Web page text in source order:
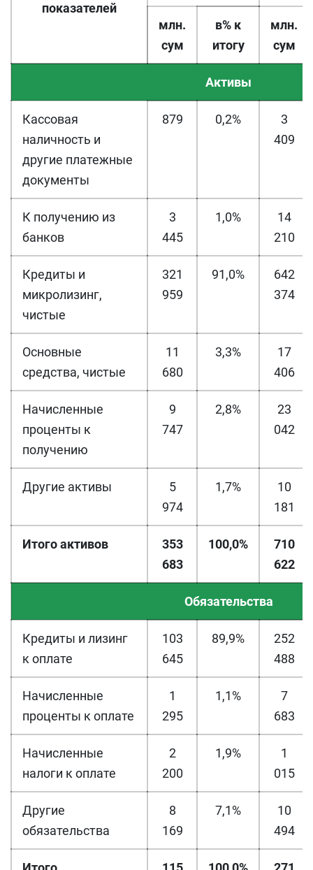
показателей
млн.
сум
в% к
итогу
млн.
сум
Активы
Кассовая
наличность и
другие платежные
документы
879 0,2%
3
409
К получению из
банков
3
445
1,0%
14
210
Кредиты и
микролизинг,
чистые
321
959
91,0%
642
374
Основные
средства, чистые
11
680
3,3%
17
406
Начисленные
проценты к
получению
9
747
2,8%
23
042
Другие активы
5
974
1,7%
10
181
Итого активов
353
683
100,0%
710
622
Обязательства
Кредиты и лизинг
к оплате
103
645
89,9%
252
488
Начисленные
проценты к оплате
1
295
1,1%
7
683
Начисленные
налоги к оплате
2
200
1,9%
1
015
Другие
обязательства
8
169
7,1%
10
494